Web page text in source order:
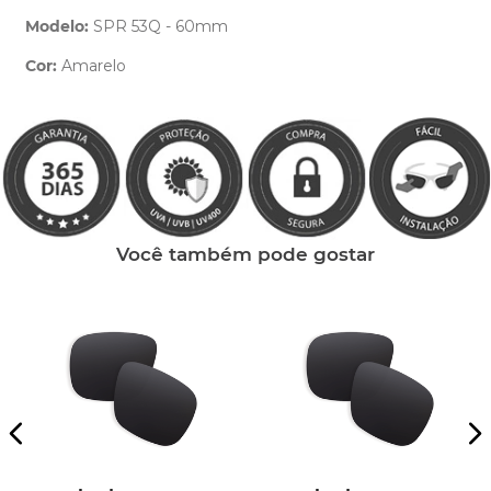
Modelo: SPR 53Q - 60mm
Cor: Amarelo
Você também pode gostar